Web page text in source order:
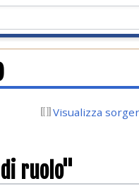
Visualizza
ruolo"